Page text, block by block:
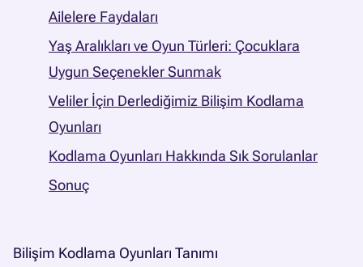
Ailelere Faydaları
Yaş Aralıkları ve Oyun Türleri: Çocuklara
Uygun Seçenekler Sunmak
Veliler İçin Derlediğimiz Bilişim Kodlama
Oyunları
Kodlama Oyunları Hakkında Sık Sorulanlar
Sonuç
Bilişim Kodlama Oyunları Tanımı